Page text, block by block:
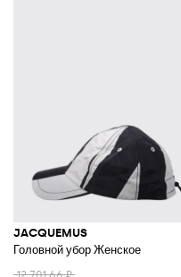
JACQUEMUS
Головной убор Женское